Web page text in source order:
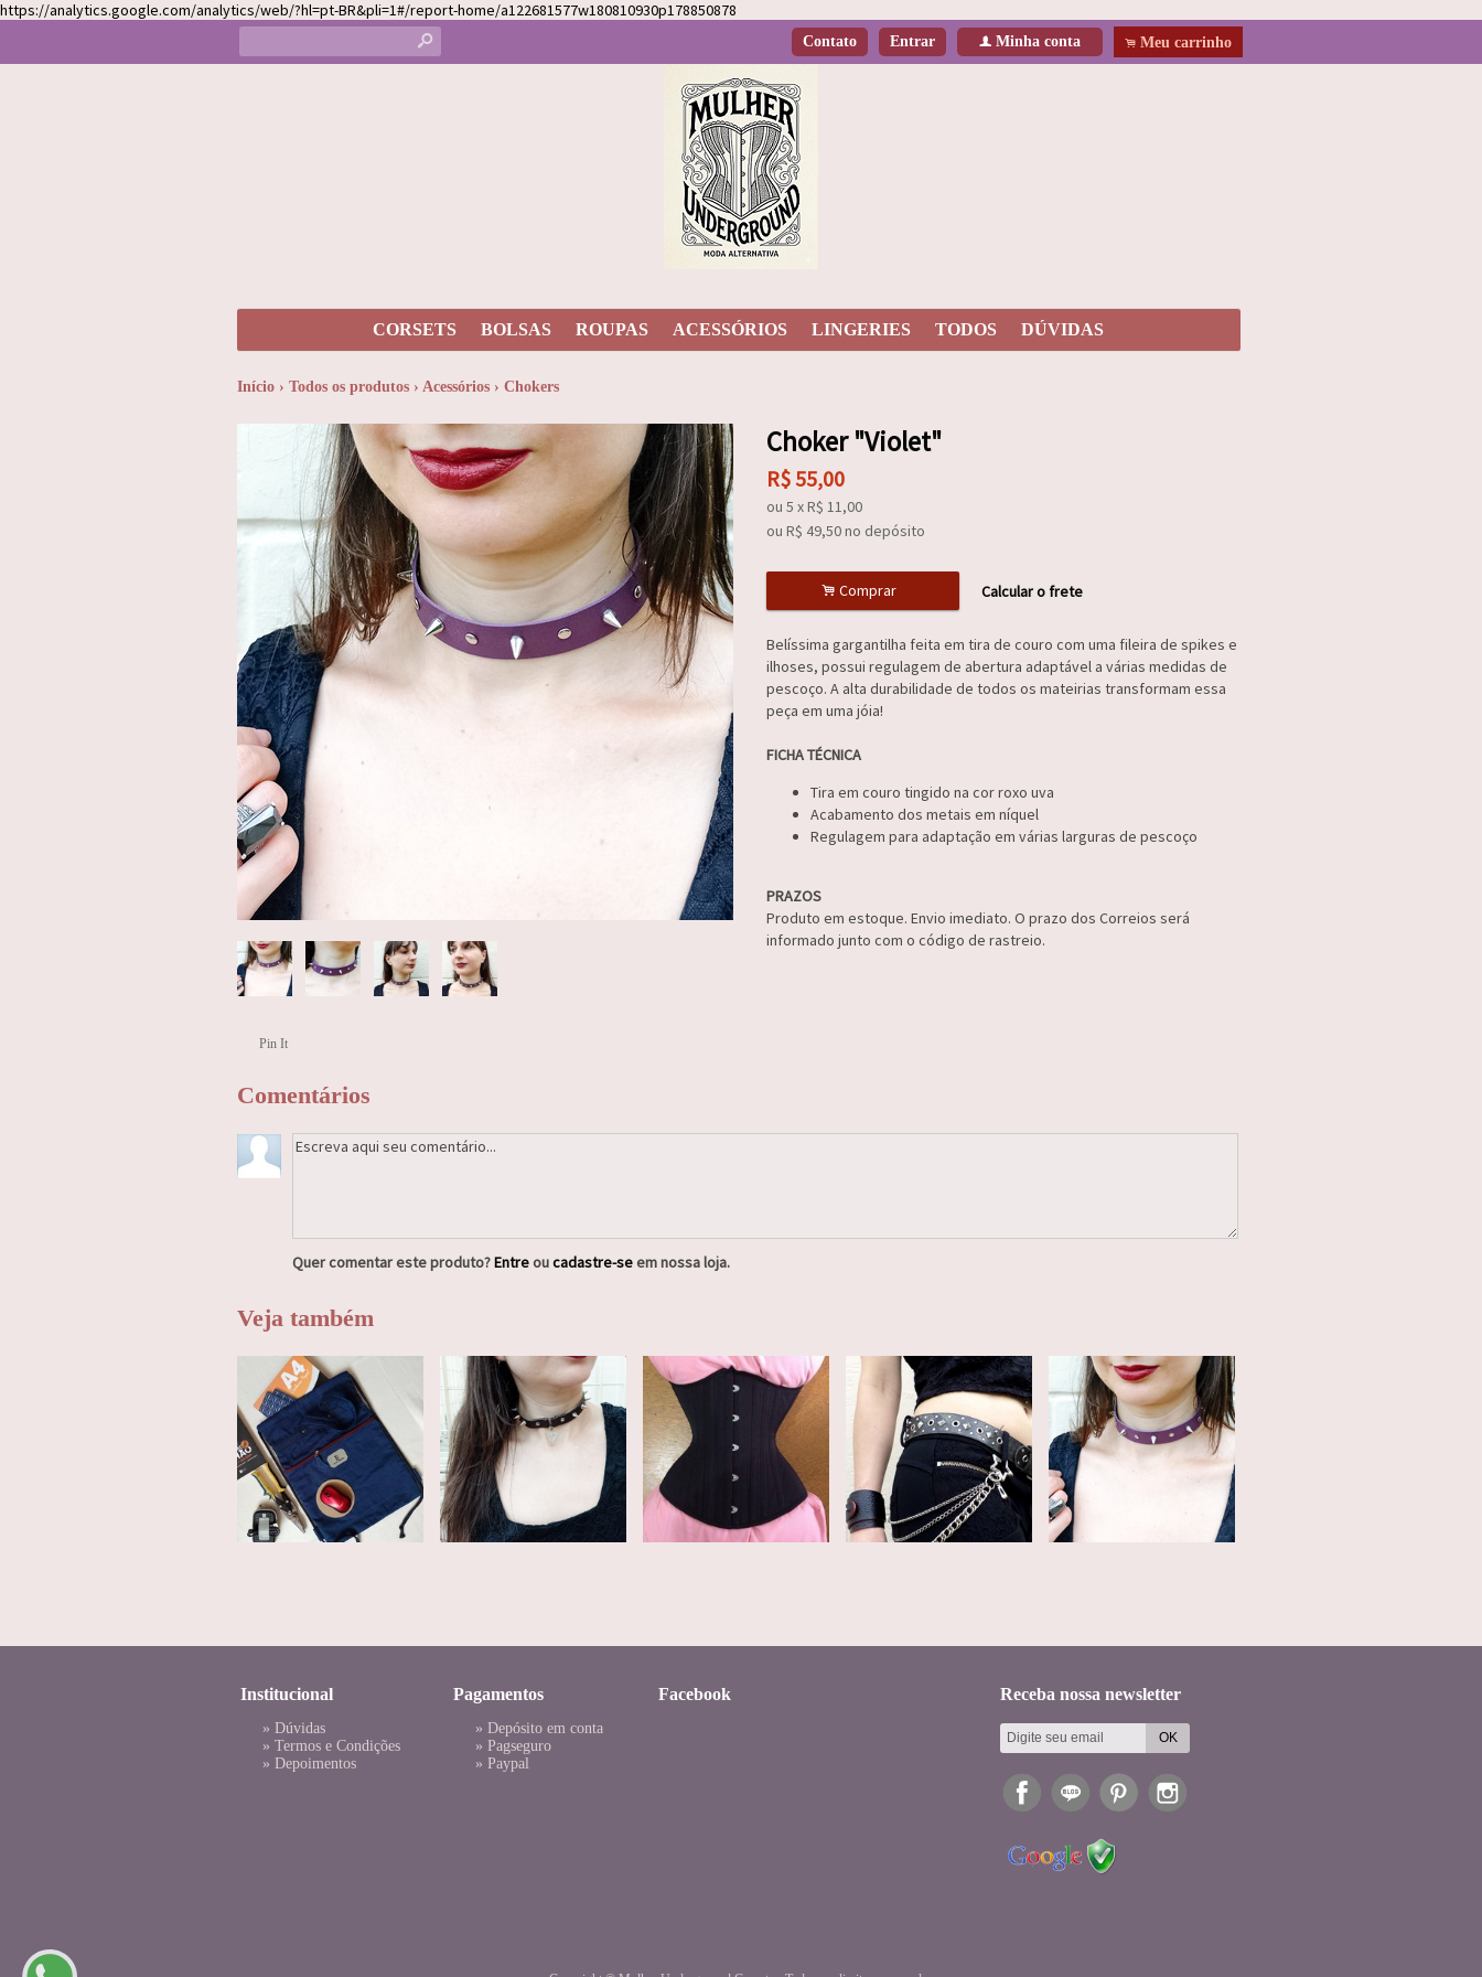
https://analytics.google.com/analytics/web/?hl=pt-BR&pli=1#/report-home/a122681577w180810930p178850878
s Contato Entrar f Minha conta . Meu carrinho
CORSETS BOLSAS ROUPAS ACESSÓRIOS LINGERIES TODOS DÚVIDAS
Início › Todos os produtos › Acessórios › Chokers
Pin It
Choker "Violet"
R$55,00
ou 5 xR$ 11,00
ou R$ 49,50no depósito
. Comprar Calcular o frete
Belíssima gargantilha feita em tira de couro com uma fileira de spikes e
ilhoses, possui regulagem de abertura adaptável a várias medidas de
pescoço. A alta durabilidade de todos os mateirias transformam essa
peça em uma jóia!
FICHA TÉCNICA
Tira em couro tingido na cor roxo uva
Acabamento dos metais em níquel
Regulagem para adaptação em várias larguras de pescoço
PRAZOS
Produto em estoque. Envio imediato. O prazo dos Correios será
informado junto com o código de rastreio.
Comentários
Quer comentar este produto?Entreoucadastre-seem nossa loja.
Veja também
Institucional
» Dúvidas
» Termos e Condições
» Depoimentos
Pagamentos
» Depósito em conta
» Pagseguro
» Paypal
Facebook Receba nossa newsletter